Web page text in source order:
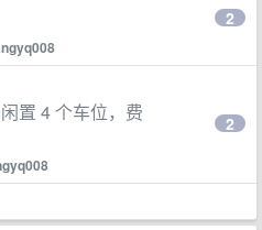
2
置 4 个车位，费
2